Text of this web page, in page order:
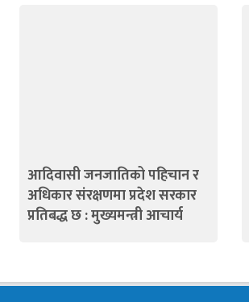
आदिवासी जनजातिको पहिचान र
अधिकार संरक्षणमा प्रदेश सरकार
प्रतिबद्ध छ : मुख्यमन्त्री आचार्य